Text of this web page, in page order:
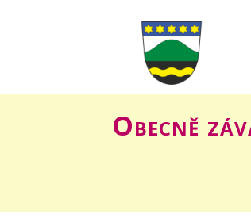
Obecně